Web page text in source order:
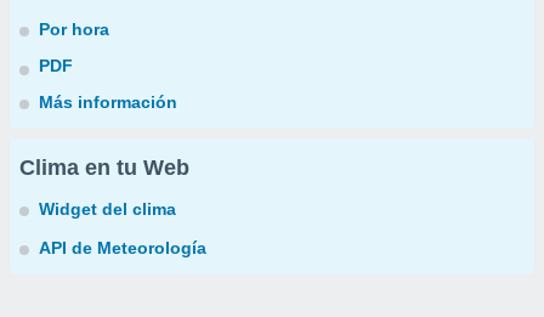
Por hora
PDF
Más información
Clima en tu Web
Widget del clima
API de Meteorología